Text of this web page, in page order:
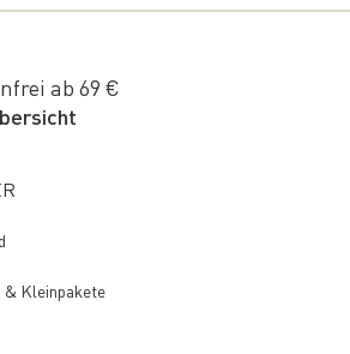
ab 69 €
& Kleinpakete